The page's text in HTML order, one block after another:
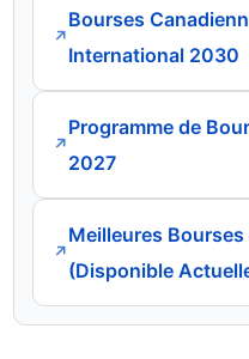
↗
Bourses
International 2030
↗
Programme de
2027
↗
Meilleures Bourses
(Disponible